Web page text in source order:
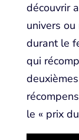
découvrir
univers
durant le
qui
le « prix